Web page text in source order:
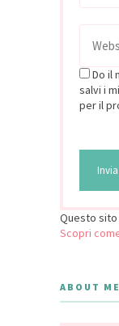
Do il
salvi i
per il
Questo sito
Scopri
ABOUT ME